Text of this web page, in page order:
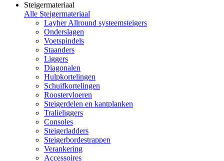
Steigermateriaal
Alle Steigermateriaal
Layher Allround systeemsteigers
Onderslagen
Voetspindels
Staanders
Liggers
Diagonalen
Hulpkortelingen
Schuifkortelingen
Roostervloeren
Steigerdelen en kantplanken
Tralieliggers
Consoles
Steigerladders
Steigerbordestrappen
Verankering
Accessoires